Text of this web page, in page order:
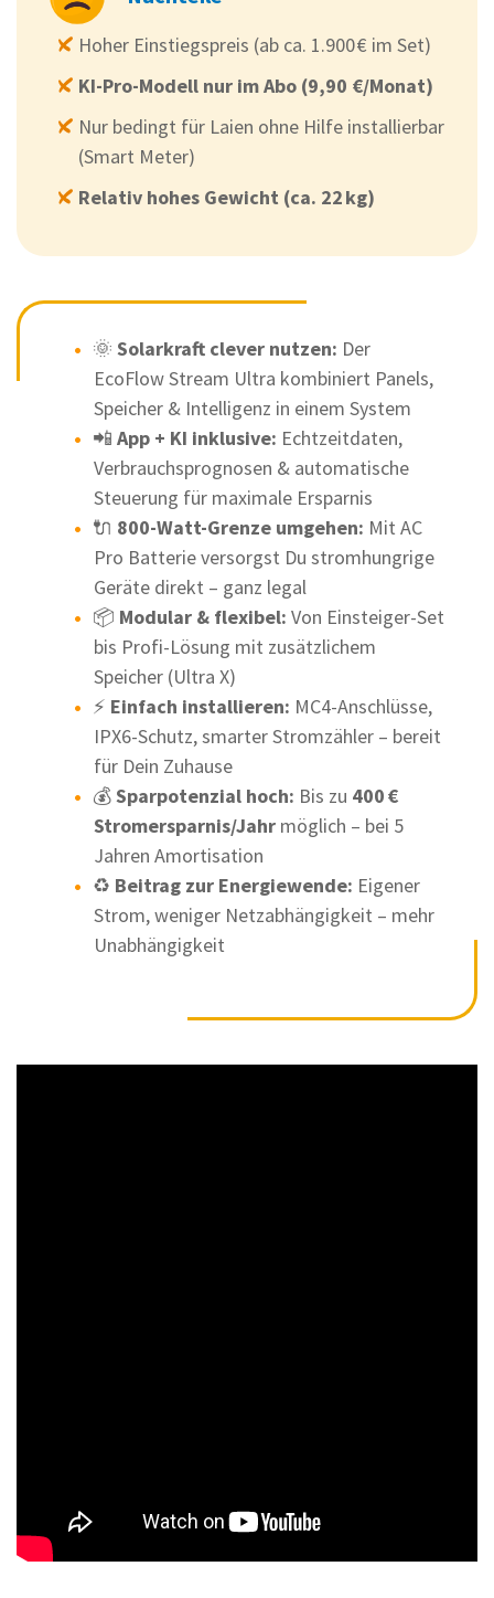
Hoher Einstiegspreis (ab ca. 1.900 € im Set)
KI-Pro-Modell nur im Abo (9,90 €/Monat)
Nur bedingt für Laien ohne Hilfe installierbar
(Smart Meter)
Relativ hohes Gewicht (ca. 22 kg)
🌞 Solarkraft clever nutzen: Der
EcoFlow Stream Ultra kombiniert Panels,
Speicher & Intelligenz in einem System
📲 App + KI inklusive: Echtzeitdaten,
Verbrauchsprognosen & automatische
Steuerung für maximale Ersparnis
🔌 800-Watt-Grenze umgehen: Mit AC
Pro Batterie versorgst Du stromhungrige
Geräte direkt – ganz legal
📦 Modular & flexibel: Von Einsteiger-Set
bis Profi-Lösung mit zusätzlichem
Speicher (Ultra X)
⚡ Einfach installieren: MC4-Anschlüsse,
IPX6-Schutz, smarter Stromzähler – bereit
für Dein Zuhause
💰Sparpotenzial hoch: Bis zu 400 €
Stromersparnis/Jahr möglich – bei 5
Jahren Amortisation
♻️ Beitrag zur Energiewende: Eigener
Strom, weniger Netzabhängigkeit – mehr
Unabhängigkeit